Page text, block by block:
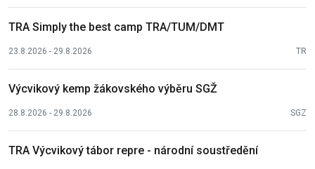
TRA Simply the best camp TRA/TUM/DMT
23.8.2026 - 29.8.2026 TR
Výcvikový kemp žákovského výběru SGŽ
28.8.2026 - 29.8.2026 SGZ
TRA Výcvikový tábor repre - národní soustředění